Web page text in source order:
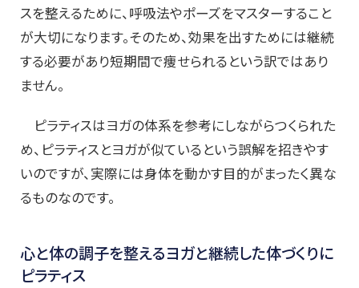
スを整えるために、呼吸法やポーズをマスターすること
が大切になります。そのため、効果を出すためには継続
する必要があり短期間で痩せられるという訳ではあり
ません。
ピラティスはヨガの体系を参考にしながらつくられた
め、ピラティスとヨガが似ているという誤解を招きやす
いのですが、実際には身体を動かす目的がまったく異な
るものなのです。
心と体の調子を整えるヨガと継続した体づくりに
ピラティス